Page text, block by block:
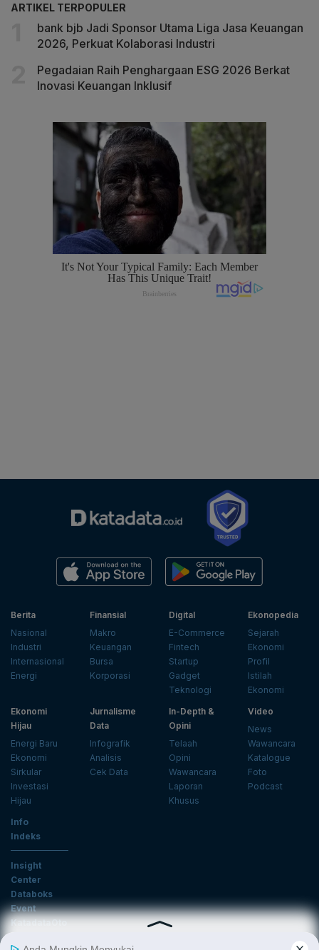
ARTIKEL TERPOPULER
bank bjb Jadi Sponsor Utama Liga Jasa Keuangan
2026, Perkuat Kolaborasi Industri
Pegadaian Raih Penghargaan ESG 2026 Berkat
Inovasi Keuangan Inklusif
Berita
Nasional
Industri
Internasional
Energi
Finansial
Makro
Keuangan
Bursa
Korporasi
Digital
E-Commerce
Fintech
Startup
Gadget
Teknologi
Ekonopedia
Sejarah
Ekonomi
Profil
Istilah
Ekonomi
Ekonomi
Hijau
Energi Baru
Ekonomi
Sirkular
Investasi
Hijau
Jurnalisme
Data
Infografik
Analisis
Cek Data
In-Depth &
Opini
Telaah
Opini
Wawancara
Laporan
Khusus
Video
News
Wawancara
Katalogue
Foto
Podcast
Info
Indeks
Insight
Center
Databoks
Event
KatadataOto